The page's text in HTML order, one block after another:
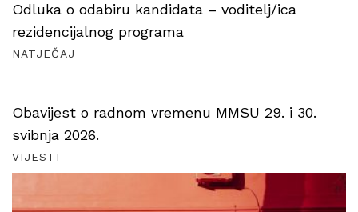
Odluka o odabiru kandidata – voditelj/ica
rezidencijalnog programa
NATJEČAJ
Obavijest o radnom vremenu MMSU 29. i 30.
svibnja 2026.
VIJESTI